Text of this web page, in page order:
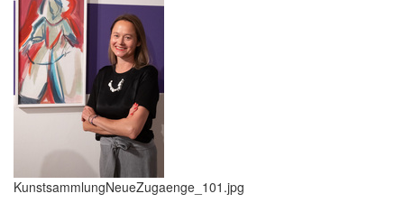
KunstsammlungNeueZugaenge_101.jpg